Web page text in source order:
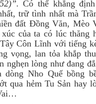
Có thể khẳng
trữ tình nhất mà
đất Đồng Văn, Mèo
của ta có lúc thăng
Côn Lĩnh với tiếng
vọng, lan tỏa khắp
nghẹn lòng như đang
dòng Nho Quế bồng
qua hẻm Tu Sản hay